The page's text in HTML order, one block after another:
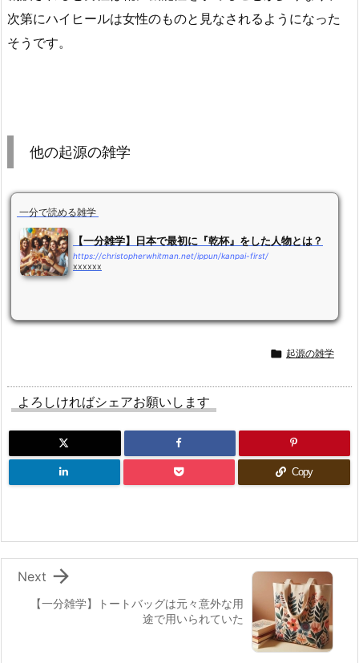
次第にハイヒールは女性のものと見なされるようになった
そうです。
他の起源の雑学
一分で読める雑学
【一分雑学】日本で最初に『乾杯』をした人物とは？
https://christopherwhitman.net/ippun/kanpai-first/
xxxxxx
 起源の雑学
よろしければシェアお願いします
Copy
【一分雑学】トートバッグは元々意外な用
途で用いられていた

Next